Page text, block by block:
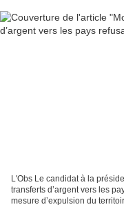
L'Obs Le candidat à la
transferts d’argent vers les
mesure d’expulsion du